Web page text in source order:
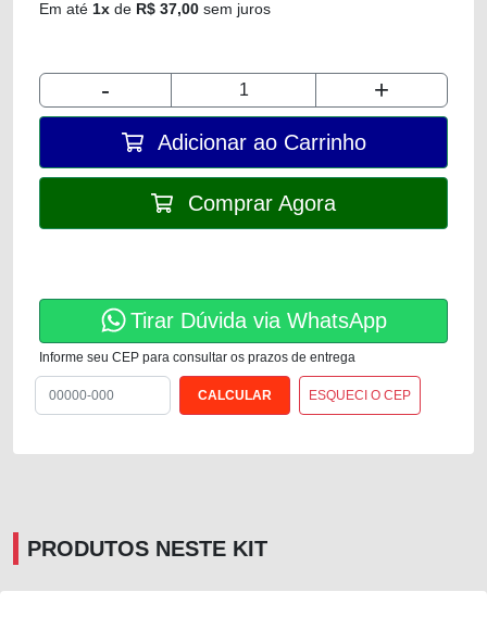
Em até 1x de R$ 37,00 sem juros
- +
Adicionar ao Carrinho
Comprar Agora
Tirar Dúvida via WhatsApp
Informe seu CEP para consultar os prazos de entrega
ESQUECI O CEP
PRODUTOS NESTE KIT